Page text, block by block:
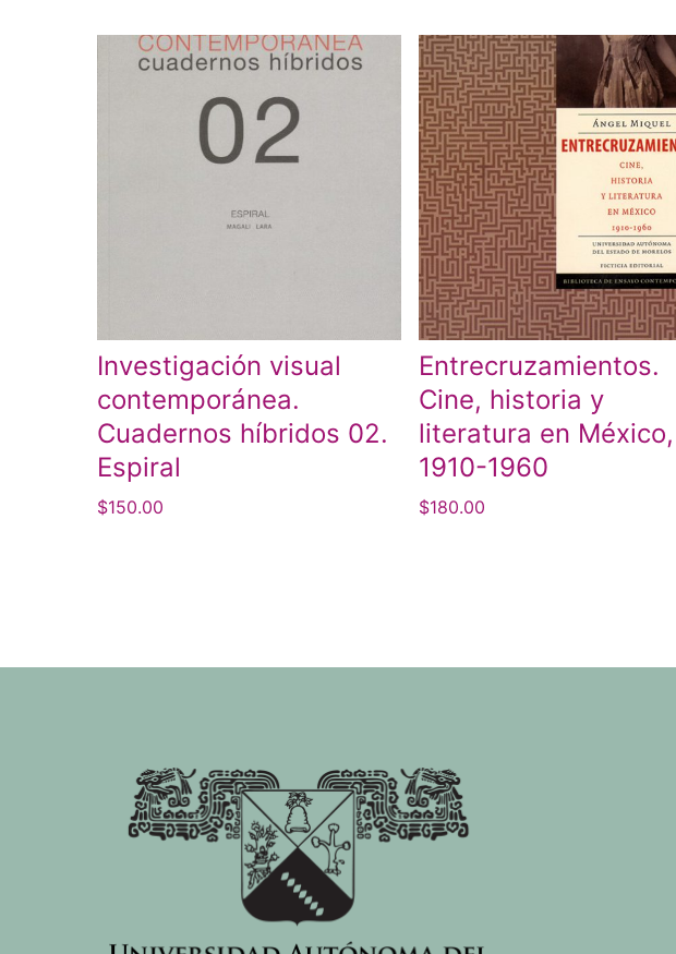
Investigación visual
contemporánea.
Cuadernos híbridos 02.
Espiral
$150.00
Entrecruzamientos.
Cine, historia y
literatura en México,
1910-1960
$180.00